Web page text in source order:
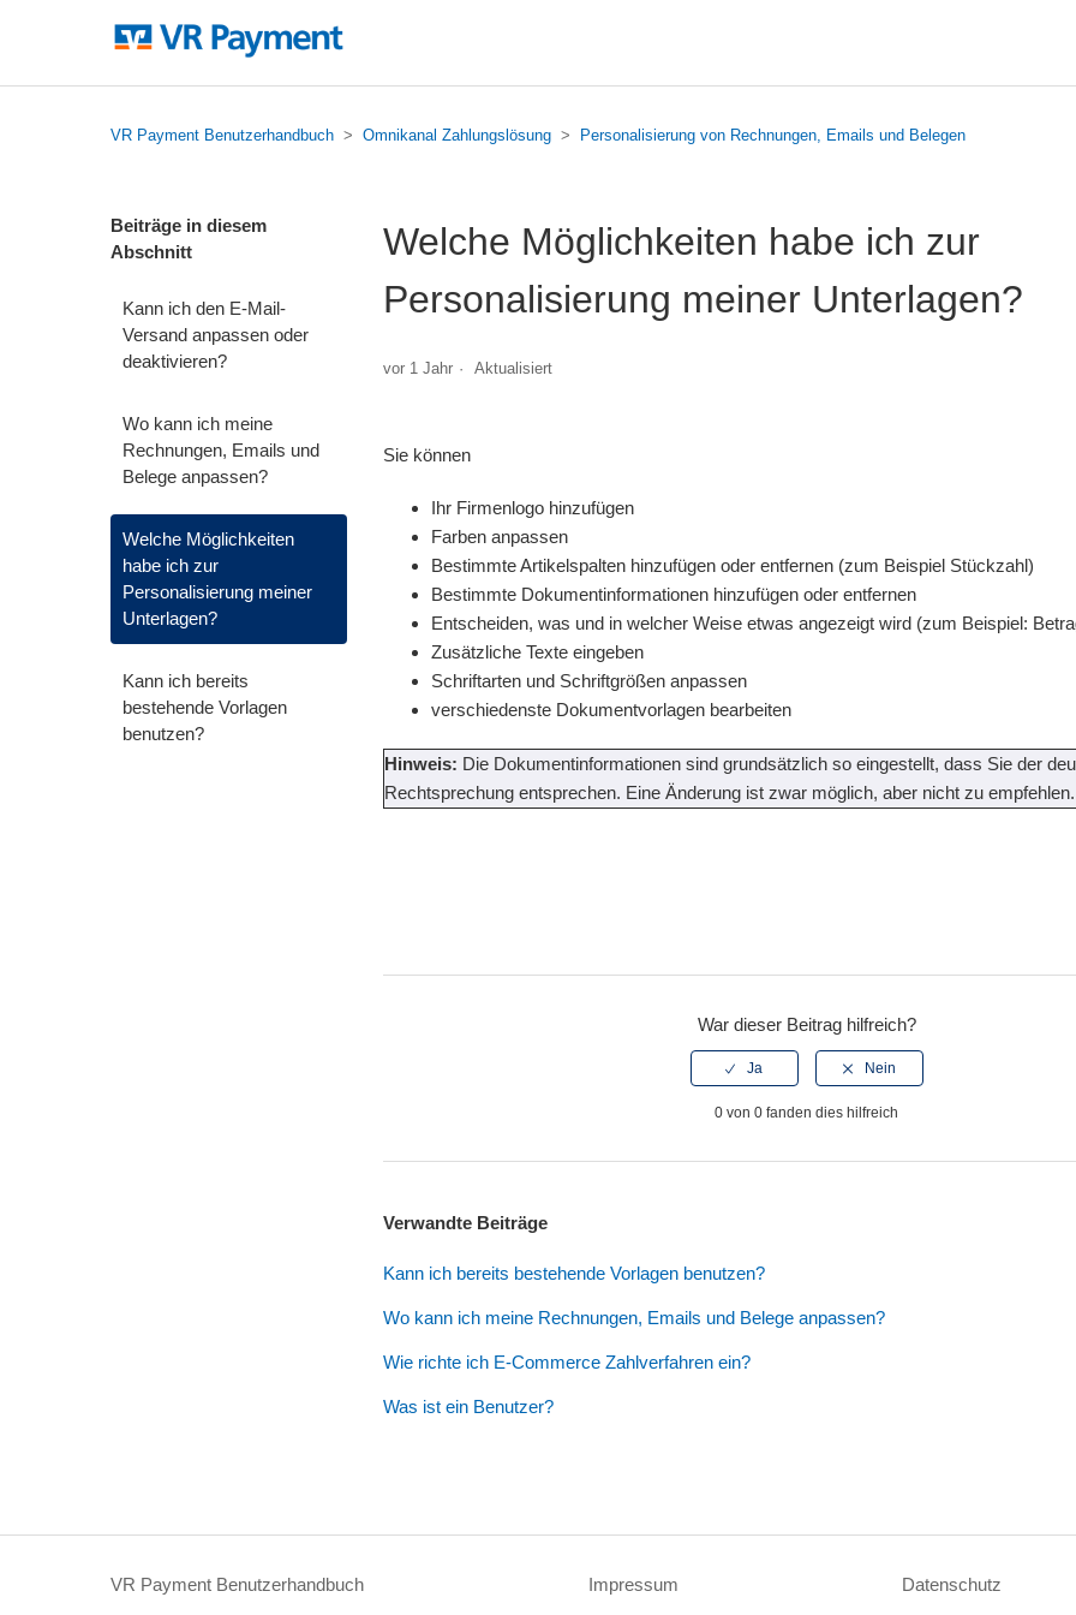
VR Payment Benutzerhandbuch Omnikanal Zahlungslösung Personalisierung von Rechnungen, Emails und Belegen
Beiträge in diesem
Abschnitt
Kann ich den E-Mail-
Versand anpassen oder
deaktivieren?
Wo kann ich meine
Rechnungen, Emails und
Belege anpassen?
Welche Möglichkeiten
habe ich zur
Personalisierung meiner
Unterlagen?
Kann ich bereits
bestehende Vorlagen
benutzen?
Welche Möglichkeiten habe ich zur
Personalisierung meiner Unterlagen?
vor 1 Jahr Aktualisiert
Sie können
Ihr Firmenlogo hinzufügen
Farben anpassen
Bestimmte Artikelspalten hinzufügen oder entfernen (zum Beispiel Stückzahl)
Bestimmte Dokumentinformationen hinzufügen oder entfernen
Entscheiden, was und in welcher Weise etwas angezeigt wird (zum Beispiel:
Zusätzliche Texte eingeben
Schriftarten und Schriftgrößen anpassen
verschiedenste Dokumentvorlagen bearbeiten
Hinweis: Die Dokumentinformationen sind grundsätzlich so eingestellt, dass Sie der
Rechtsprechung entsprechen. Eine Änderung ist zwar möglich, aber nicht zu empfehlen.
War dieser Beitrag hilfreich?
0 von 0 fanden dies hilfreich
Verwandte Beiträge
Kann ich bereits bestehende Vorlagen benutzen?
Wo kann ich meine Rechnungen, Emails und Belege anpassen?
Wie richte ich E-Commerce Zahlverfahren ein?
Was ist ein Benutzer?
VR Payment Benutzerhandbuch Impressum Datenschutz